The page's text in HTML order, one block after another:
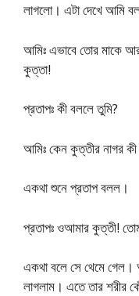
লাগলো। এটা দেখে আমি
আমিঃ এভাবে তোর মাকে
কুত্তা!
প্রতাপঃ কী বললে তুমি?
আমিঃ কেন কুত্তীর নাগর
একথা শুনে প্রতাপ বলল।
প্রতাপঃ ওআমার কুত্তী!
একথা বলে সে থেমে গেল।
লাগলাম। এতে তার শরীর